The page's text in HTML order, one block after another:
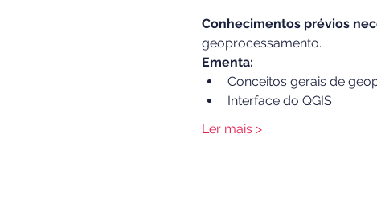
Conhecimentos prévios
geoprocessamento.
Ementa:
Conceitos gerais de
Interface do QGIS
Ler mais >